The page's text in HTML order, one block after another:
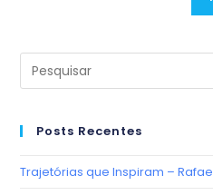
Posts Recentes
Trajetórias que Inspiram –